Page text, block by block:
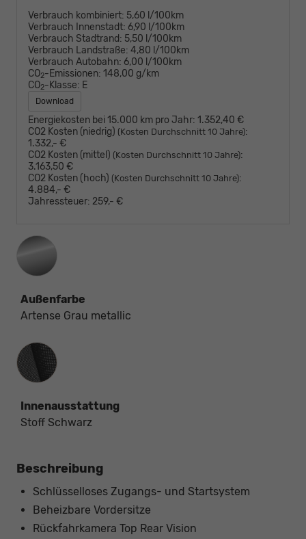
Verbrauch kombiniert: 5,60 l/100km
Verbrauch Innenstadt: 6,90 l/100km
Verbrauch Stadtrand: 5,50 l/100km
Verbrauch Landstraße: 4,80 l/100km
Verbrauch Autobahn: 6,00 l/100km
CO2-Emissionen: 148,00 g/km
CO2-Klasse: E
Download
Energiekosten bei 15.000 km pro Jahr: 1.352,40 €
CO2 Kosten (niedrig) (Kosten Durchschnitt 10 Jahre):
1.332,- €
CO2 Kosten (mittel) (Kosten Durchschnitt 10 Jahre):
3.163,50 €
CO2 Kosten (hoch) (Kosten Durchschnitt 10 Jahre):
4.884,- €
Jahressteuer: 259,- €
Außenfarbe
Artense Grau metallic
Innenausstattung
Innenausstattung
Stoff Schwarz
Beschreibung
Schlüsselloses Zugangs- und Startsystem
Beheizbare Vordersitze
Rückfahrkamera Top Rear Vision